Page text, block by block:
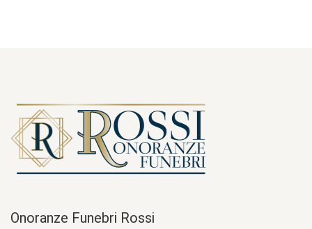
Onoranze Funebri Rossi